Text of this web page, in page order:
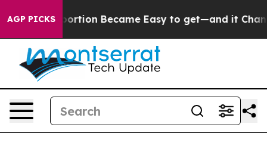
AGP PICKSAbortion Became Easy to get—and it